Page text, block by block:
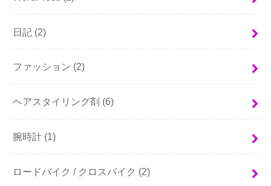
日記 (2)
ファッション (2)
ヘアスタイリング剤 (6)
腕時計 (1)
ロードバイク / クロスバイク (2)